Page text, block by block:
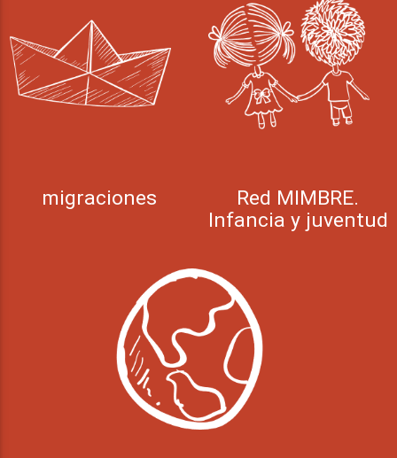
migraciones
Red MIMBRE.
Infancia y juventud